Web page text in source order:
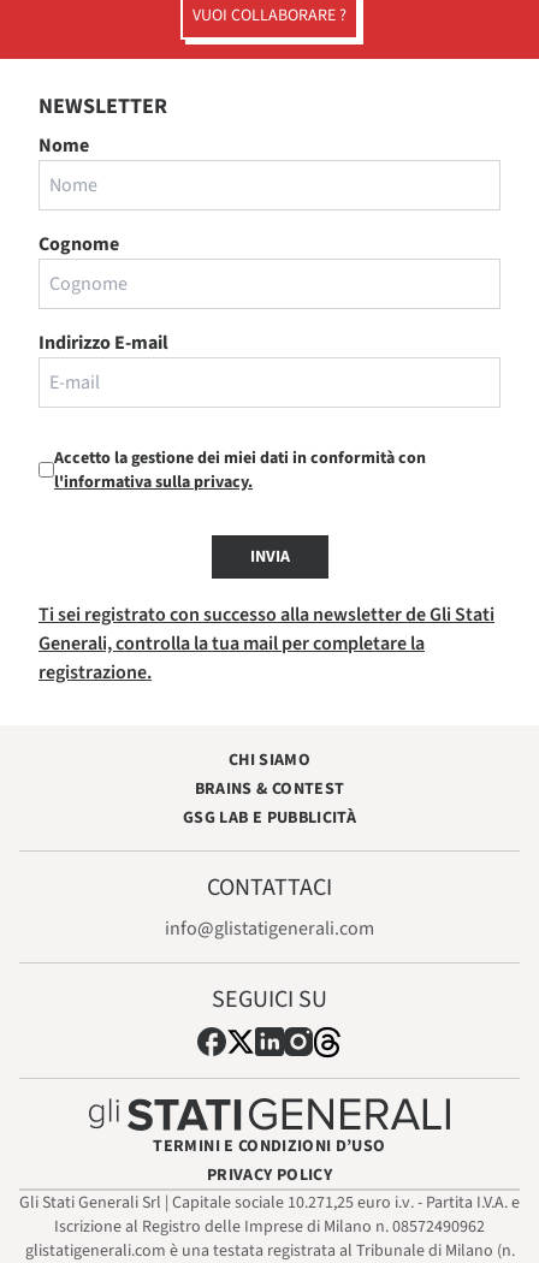
VUOI COLLABORARE ?
NEWSLETTER
Nome
Cognome
Indirizzo E-mail
Accetto la gestione dei miei dati in conformità con
l'informativa sulla privacy.
INVIA
Ti sei registrato con successo alla newsletter de Gli Stati
Generali, controlla la tua mail per completare la
registrazione.
CHI SIAMO
BRAINS & CONTEST
GSG LAB E PUBBLICITÀ
CONTATTACI
info@glistatigenerali.com
SEGUICI SU
TERMINI E CONDIZIONI D’USO
PRIVACY POLICY
Gli Stati Generali Srl | Capitale sociale 10.271,25 euro i.v. - Partita I.V.A. e
Iscrizione al Registro delle Imprese di Milano n. 08572490962
glistatigenerali.com è una testata registrata al Tribunale di Milano (n.